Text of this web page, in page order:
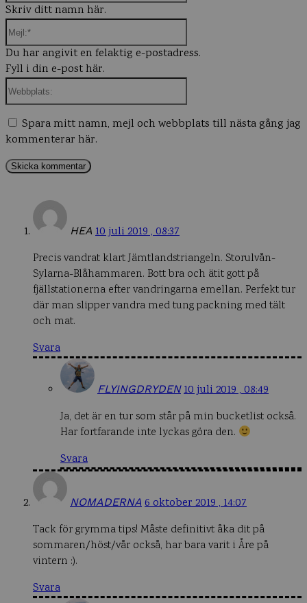
HEA 10 juli 2019 , 08:37
Precis vandrat klart Jämtlandstriangeln. Storulvån-
Sylarna-Blåhammaren. Bott bra och ätit gott på
fjällstationerna efter vandringarna emellan. Perfekt tur
där man slipper vandra med tung packning med tält
och mat.
Svara
FLYINGDRYDEN 10 juli 2019 , 08:49
Ja, det är en tur som står på min bucketlist också.
Har fortfarande inte lyckas göra den.
Svara
NOMADERNA 6 oktober 2019 , 14:07
Tack för grymma tips! Måste definitivt åka dit på
sommaren/höst/vår också, har bara varit i Åre på
vintern :).
Svara
Skriv ditt namn här.
Du har angivit en felaktig e-postadress.
Fyll i din e-post här.
Spara mitt namn, mejl och webbplats till nästa gång jag
kommenterar här.